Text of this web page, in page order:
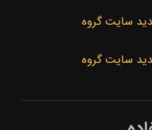
سایت گروه
سایت گروه